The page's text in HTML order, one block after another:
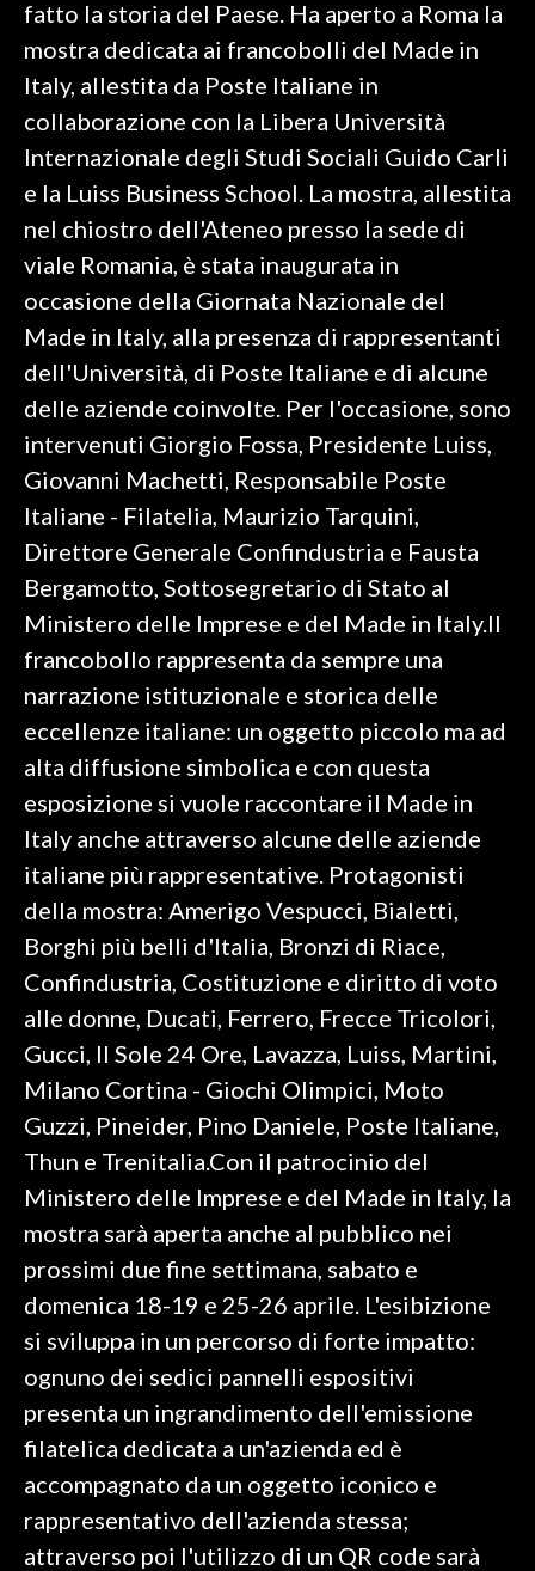
VOLLEY
MOTORI
TENNIS
ALTRI SPORT
CULTURA
GOSSIP
SALUTE
SARDEGNA TURISMO
SARDI NEL MONDO
NOTIZIE
EVENTI
3 MINUTI CON
INSULARITÀ
INFO AZIENDE
ABBONATI
ANNUNCI
NECROLOGI
SPIAGGE
fatto la storia del Paese. Ha aperto a Roma la
mostra dedicata ai francobolli del Made in
Italy, allestita da Poste Italiane in
collaborazione con la Libera Università
Internazionale degli Studi Sociali Guido Carli
e la Luiss Business School. La mostra, allestita
nel chiostro dell'Ateneo presso la sede di
viale Romania, è stata inaugurata in
occasione della Giornata Nazionale del
Made in Italy, alla presenza di rappresentanti
dell'Università, di Poste Italiane e di alcune
delle aziende coinvolte. Per l'occasione, sono
intervenuti Giorgio Fossa, Presidente Luiss,
Giovanni Machetti, Responsabile Poste
Italiane - Filatelia, Maurizio Tarquini,
Direttore Generale Confindustria e Fausta
Bergamotto, Sottosegretario di Stato al
Ministero delle Imprese e del Made in Italy.Il
francobollo rappresenta da sempre una
narrazione istituzionale e storica delle
eccellenze italiane: un oggetto piccolo ma ad
alta diffusione simbolica e con questa
esposizione si vuole raccontare il Made in
Italy anche attraverso alcune delle aziende
italiane più rappresentative. Protagonisti
della mostra: Amerigo Vespucci, Bialetti,
Borghi più belli d'Italia, Bronzi di Riace,
Confindustria, Costituzione e diritto di voto
alle donne, Ducati, Ferrero, Frecce Tricolori,
Gucci, Il Sole 24 Ore, Lavazza, Luiss, Martini,
Milano Cortina - Giochi Olimpici, Moto
Guzzi, Pineider, Pino Daniele, Poste Italiane,
Thun e Trenitalia.Con il patrocinio del
Ministero delle Imprese e del Made in Italy, la
mostra sarà aperta anche al pubblico nei
prossimi due fine settimana, sabato e
domenica 18-19 e 25-26 aprile. L'esibizione
si sviluppa in un percorso di forte impatto:
ognuno dei sedici pannelli espositivi
presenta un ingrandimento dell'emissione
filatelica dedicata a un'azienda ed è
accompagnato da un oggetto iconico e
rappresentativo dell'azienda stessa;
attraverso poi l'utilizzo di un QR code sarà